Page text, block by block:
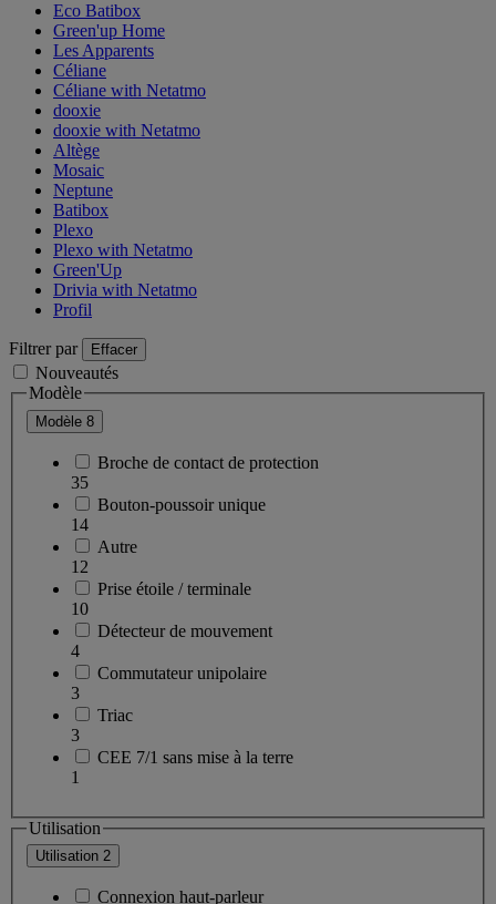
Eco Batibox
Green'up Home
Les Apparents
Céliane
Céliane with Netatmo
dooxie
dooxie with Netatmo
Altège
Mosaic
Neptune
Batibox
Plexo
Plexo with Netatmo
Green'Up
Drivia with Netatmo
Profil
Filtrer par Effacer
Nouveautés
Modèle
Modèle 8
Broche de contact de protection
35
Bouton-poussoir unique
14
Autre
12
Prise étoile / terminale
10
Détecteur de mouvement
4
Commutateur unipolaire
3
Triac
3
CEE 7/1 sans mise à la terre
1
Utilisation
Utilisation 2
Connexion haut-parleur